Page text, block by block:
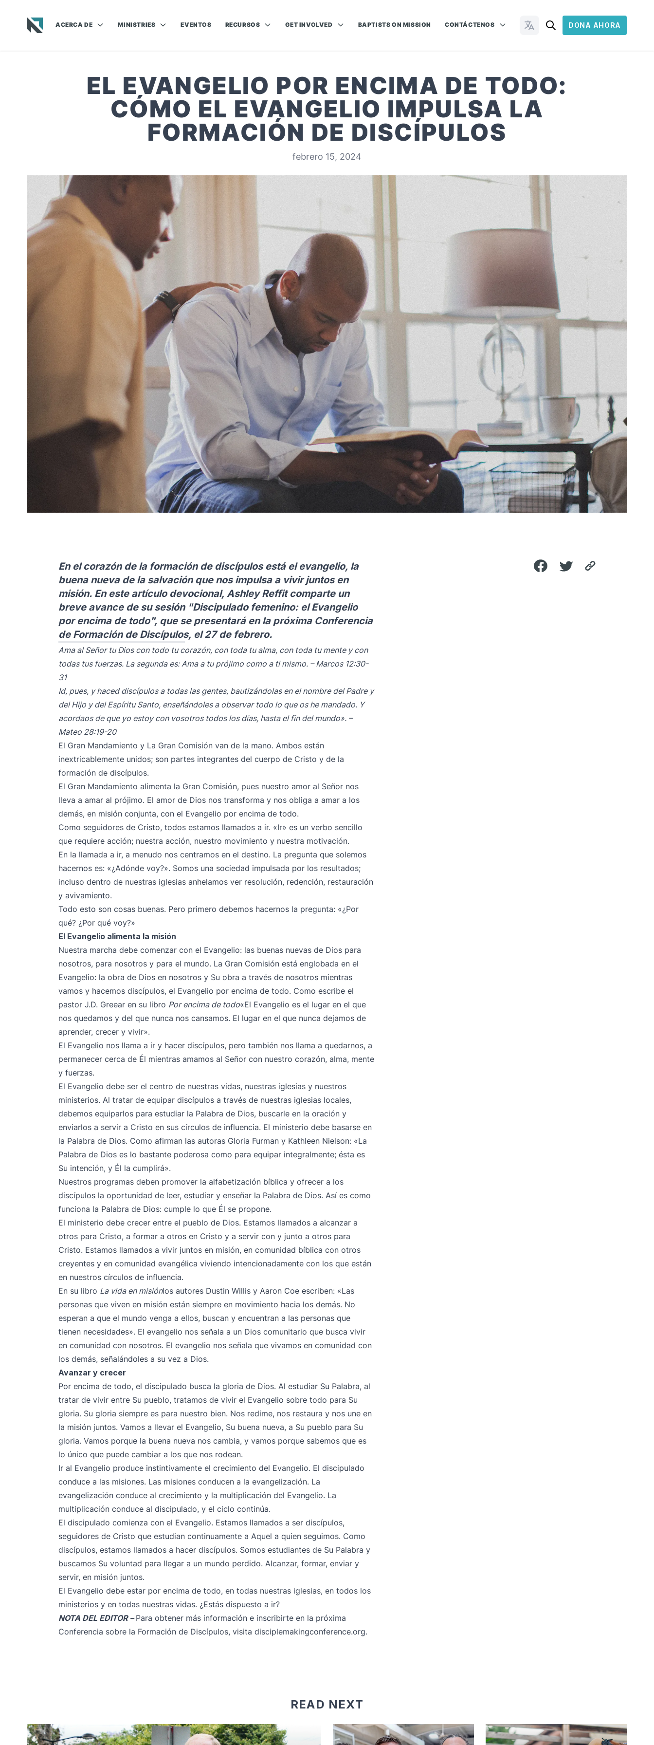
ACERCA DE MINISTRIES EVENTOS RECURSOS GET INVOLVED BAPTISTS ON MISSION CONTÁCTENOS Cambiar idiomaDONA AHORA
EL EVANGELIO POR ENCIMA DE TODO:
CÓMO EL EVANGELIO IMPULSA LA
FORMACIÓN DE DISCÍPULOS
febrero 15, 2024
En el corazón de la formación de discípulos está el evangelio, la
buena nueva de la salvación que nos impulsa a vivir juntos en
misión. En este artículo devocional, Ashley Reffit comparte un
breve avance de su sesión "Discipulado femenino: el Evangelio
por encima de todo", que se presentará en la próxima Conferencia
de Formación de Discípulos, el 27 de febrero.
Ama al Señor tu Dios con todo tu corazón, con toda tu alma, con toda tu mente y con
todas tus fuerzas. La segunda es: Ama a tu prójimo como a ti mismo. – Marcos 12:30-
31
Id, pues, y haced discípulos a todas las gentes, bautizándolas en el nombre del Padre y
del Hijo y del Espíritu Santo, enseñándoles a observar todo lo que os he mandado. Y
acordaos de que yo estoy con vosotros todos los días, hasta el fin del mundo». –
Mateo 28:19-20
El Gran Mandamiento y La Gran Comisión van de la mano. Ambos están
inextricablemente unidos; son partes integrantes del cuerpo de Cristo y de la
formación de discípulos.
El Gran Mandamiento alimenta la Gran Comisión, pues nuestro amor al Señor nos
lleva a amar al prójimo. El amor de Dios nos transforma y nos obliga a amar a los
demás, en misión conjunta, con el Evangelio por encima de todo.
Como seguidores de Cristo, todos estamos llamados a ir. «Ir» es un verbo sencillo
que requiere acción; nuestra acción, nuestro movimiento y nuestra motivación.
En la llamada a ir, a menudo nos centramos en el destino. La pregunta que solemos
hacernos es: «¿Adónde voy?». Somos una sociedad impulsada por los resultados;
incluso dentro de nuestras iglesias anhelamos ver resolución, redención, restauración
y avivamiento.
Todo esto son cosas buenas. Pero primero debemos hacernos la pregunta: «¿Por
qué? ¿Por qué voy?»
El Evangelio alimenta la misión
Nuestra marcha debe comenzar con el Evangelio: las buenas nuevas de Dios para
nosotros, para nosotros y para el mundo. La Gran Comisión está englobada en el
Evangelio: la obra de Dios en nosotros y Su obra a través de nosotros mientras
vamos y hacemos discípulos, el Evangelio por encima de todo. Como escribe el
pastor J.D. Greear en su libro Por encima de todo«El Evangelio es el lugar en el que
nos quedamos y del que nunca nos cansamos. El lugar en el que nunca dejamos de
aprender, crecer y vivir».
El Evangelio nos llama a ir y hacer discípulos, pero también nos llama a quedarnos, a
permanecer cerca de Él mientras amamos al Señor con nuestro corazón, alma, mente
y fuerzas.
El Evangelio debe ser el centro de nuestras vidas, nuestras iglesias y nuestros
ministerios. Al tratar de equipar discípulos a través de nuestras iglesias locales,
debemos equiparlos para estudiar la Palabra de Dios, buscarle en la oración y
enviarlos a servir a Cristo en sus círculos de influencia. El ministerio debe basarse en
la Palabra de Dios. Como afirman las autoras Gloria Furman y Kathleen Nielson: «La
Palabra de Dios es lo bastante poderosa como para equipar integralmente; ésta es
Su intención, y Él la cumplirá».
Nuestros programas deben promover la alfabetización bíblica y ofrecer a los
discípulos la oportunidad de leer, estudiar y enseñar la Palabra de Dios. Así es como
funciona la Palabra de Dios: cumple lo que Él se propone.
El ministerio debe crecer entre el pueblo de Dios. Estamos llamados a alcanzar a
otros para Cristo, a formar a otros en Cristo y a servir con y junto a otros para
Cristo. Estamos llamados a vivir juntos en misión, en comunidad bíblica con otros
creyentes y en comunidad evangélica viviendo intencionadamente con los que están
en nuestros círculos de influencia.
En su libro La vida en misiónlos autores Dustin Willis y Aaron Coe escriben: «Las
personas que viven en misión están siempre en movimiento hacia los demás. No
esperan a que el mundo venga a ellos, buscan y encuentran a las personas que
tienen necesidades». El evangelio nos señala a un Dios comunitario que busca vivir
en comunidad con nosotros. El evangelio nos señala que vivamos en comunidad con
los demás, señalándoles a su vez a Dios.
Avanzar y crecer
Por encima de todo, el discipulado busca la gloria de Dios. Al estudiar Su Palabra, al
tratar de vivir entre Su pueblo, tratamos de vivir el Evangelio sobre todo para Su
gloria. Su gloria siempre es para nuestro bien. Nos redime, nos restaura y nos une en
la misión juntos. Vamos a llevar el Evangelio, Su buena nueva, a Su pueblo para Su
gloria. Vamos porque la buena nueva nos cambia, y vamos porque sabemos que es
lo único que puede cambiar a los que nos rodean.
Ir al Evangelio produce instintivamente el crecimiento del Evangelio. El discipulado
conduce a las misiones. Las misiones conducen a la evangelización. La
evangelización conduce al crecimiento y la multiplicación del Evangelio. La
multiplicación conduce al discipulado, y el ciclo continúa.
El discipulado comienza con el Evangelio. Estamos llamados a ser discípulos,
seguidores de Cristo que estudian continuamente a Aquel a quien seguimos. Como
discípulos, estamos llamados a hacer discípulos. Somos estudiantes de Su Palabra y
buscamos Su voluntad para llegar a un mundo perdido. Alcanzar, formar, enviar y
servir, en misión juntos.
El Evangelio debe estar por encima de todo, en todas nuestras iglesias, en todos los
ministerios y en todas nuestras vidas. ¿Estás dispuesto a ir?
NOTA DEL EDITOR–Para obtener más información e inscribirte en la próxima
Conferencia sobre la Formación de Discípulos, visita disciplemakingconference.org.
READ NEXT